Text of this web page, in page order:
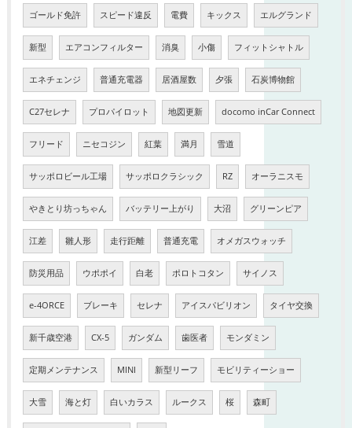
ゴールド免許 スピード違反 電費 キックス エルグランド
新型 エアコンフィルター 消臭 小傷 フィットシャトル
エネチェンジ 普通充電器 居酒屋数 夕張 石炭博物館
C27セレナ プロパイロット 地図更新 docomo inCar Connect
フリード ニセコジン 紅葉 満月 雪道
サッポロビール工場 サッポロクラシック RZ オーラニスモ
やきとり坊っちゃん バッテリー上がり 大沼 グリーンピア
江差 雛人形 走行距離 普通充電 オメガスウォッチ
防災用品 ウポポイ 白老 ポロトコタン サイノス
e-4ORCE ブレーキ セレナ アイスパビリオン タイヤ交換
新千歳空港 CX-5 ガンダム 歯医者 モンダミン
定期メンテナンス MINI 新型リーフ モビリティーショー
大雪 海と灯 白いカラス ルークス 桜 森町